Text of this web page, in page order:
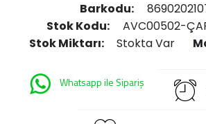
Barkodu:
Stok Kodu:
AVC00502-
Stok Miktarı:
Stokta Var
Whatsapp ile Sipariş